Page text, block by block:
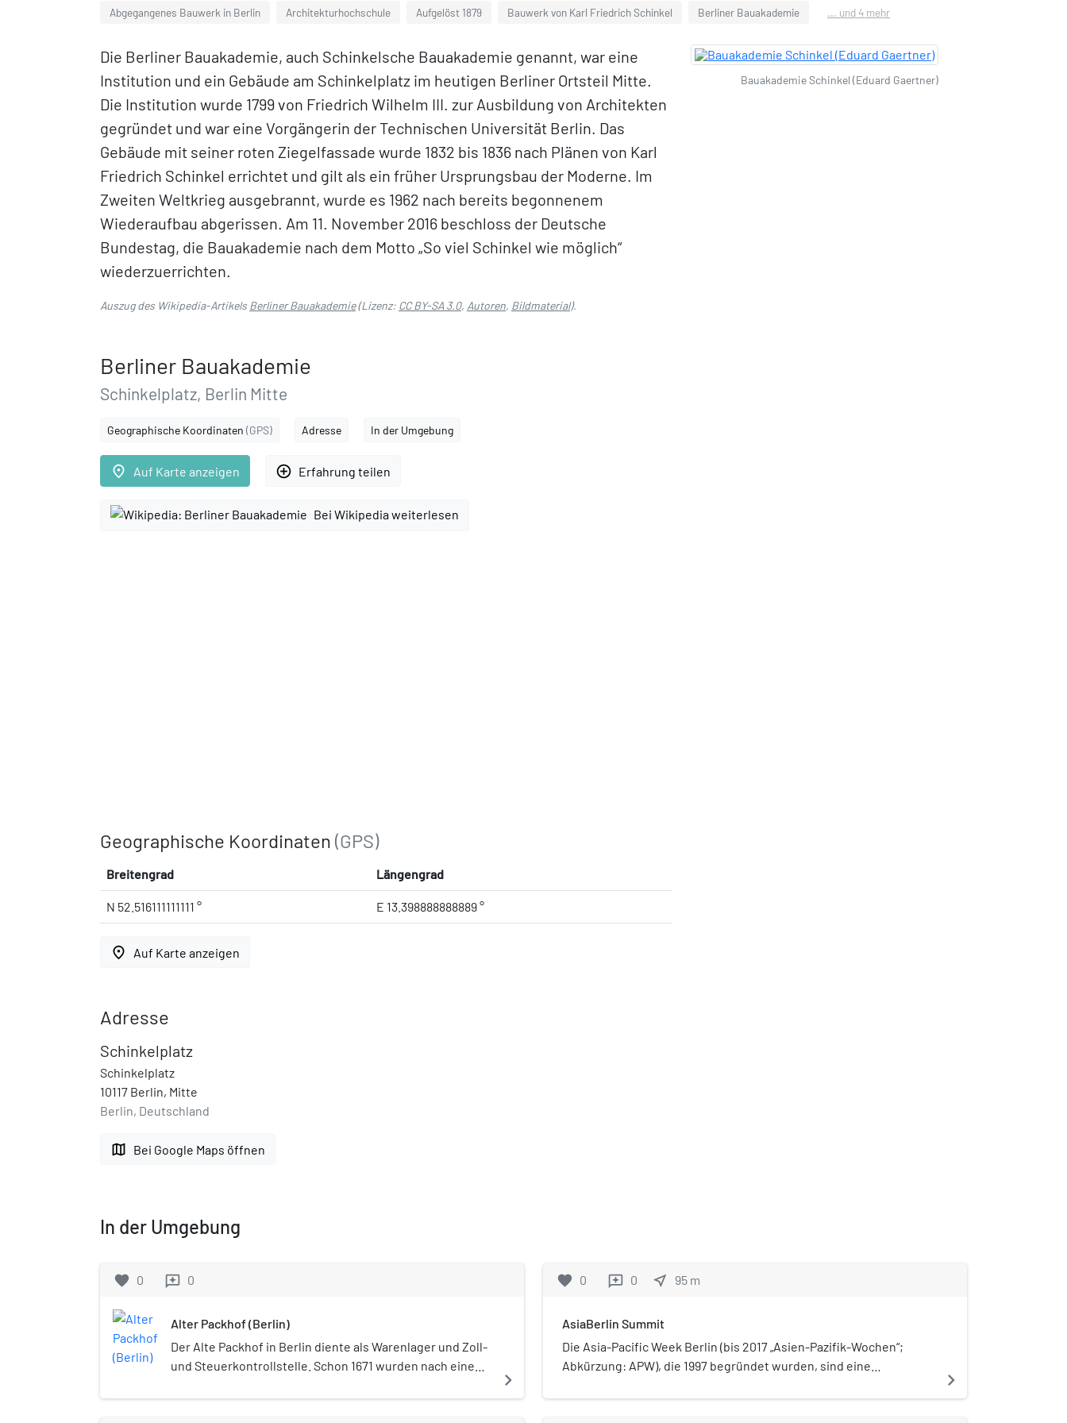
Abgegangenes Bauwerk in Berlin Architekturhochschule Aufgelöst 1879 Bauwerk von Karl Friedrich Schinkel Berliner Bauakademie ... und 4 mehr
Die Berliner Bauakademie, auch Schinkelsche Bauakademie genannt, war eine
Institution und ein Gebäude am Schinkelplatz im heutigen Berliner Ortsteil Mitte.
Die Institution wurde 1799 von Friedrich Wilhelm III. zur Ausbildung von Architekten
gegründet und war eine Vorgängerin der Technischen Universität Berlin. Das
Gebäude mit seiner roten Ziegelfassade wurde 1832 bis 1836 nach Plänen von Karl
Friedrich Schinkel errichtet und gilt als ein früher Ursprungsbau der Moderne. Im
Zweiten Weltkrieg ausgebrannt, wurde es 1962 nach bereits begonnenem
Wiederaufbau abgerissen. Am 11. November 2016 beschloss der Deutsche
Bundestag, die Bauakademie nach dem Motto „So viel Schinkel wie möglich“
wiederzuerrichten.
Auszug des Wikipedia-ArtikelsBerliner Bauakademie(Lizenz: CC BY-SA 3.0, Autoren, Bildmaterial).
Berliner Bauakademie
Schinkelplatz, Berlin Mitte
Geographische Koordinaten (GPS) Adresse In der Umgebung
place Auf Karte anzeigen add_circle_outline Erfahrung teilen
Bei Wikipedia weiterlesen
Geographische Koordinaten (GPS)
Breitengrad Längengrad
N 52.516111111111 ° E 13.398888888889 °
place Auf Karte anzeigen
Adresse
Schinkelplatz
Schinkelplatz
10117 Berlin, Mitte
Berlin, Deutschland
map Bei Google Maps öffnen
Bauakademie Schinkel (Eduard Gaertner)
In der Umgebung
favorite 0 reviews 0
Alter Packhof (Berlin)
Der Alte Packhof in Berlin diente als Warenlager und Zoll-
und Steuerkontrollstelle. Schon 1671 wurden nach einem
ersten Gebäude angelegt (Kran, Lagerhäuser, Waage und
navigate_next
favorite 0 reviews 0 near_me 95 m
AsiaBerlin Summit
Die Asia-Pacific Week Berlin (bis 2017 „Asien-Pazifik-Wochen“;
Abkürzung: APW), die 1997 begründet wurden, sind eine
Kooperation/Zusammenarbeit von europäischen und asiatischen
navigate_next